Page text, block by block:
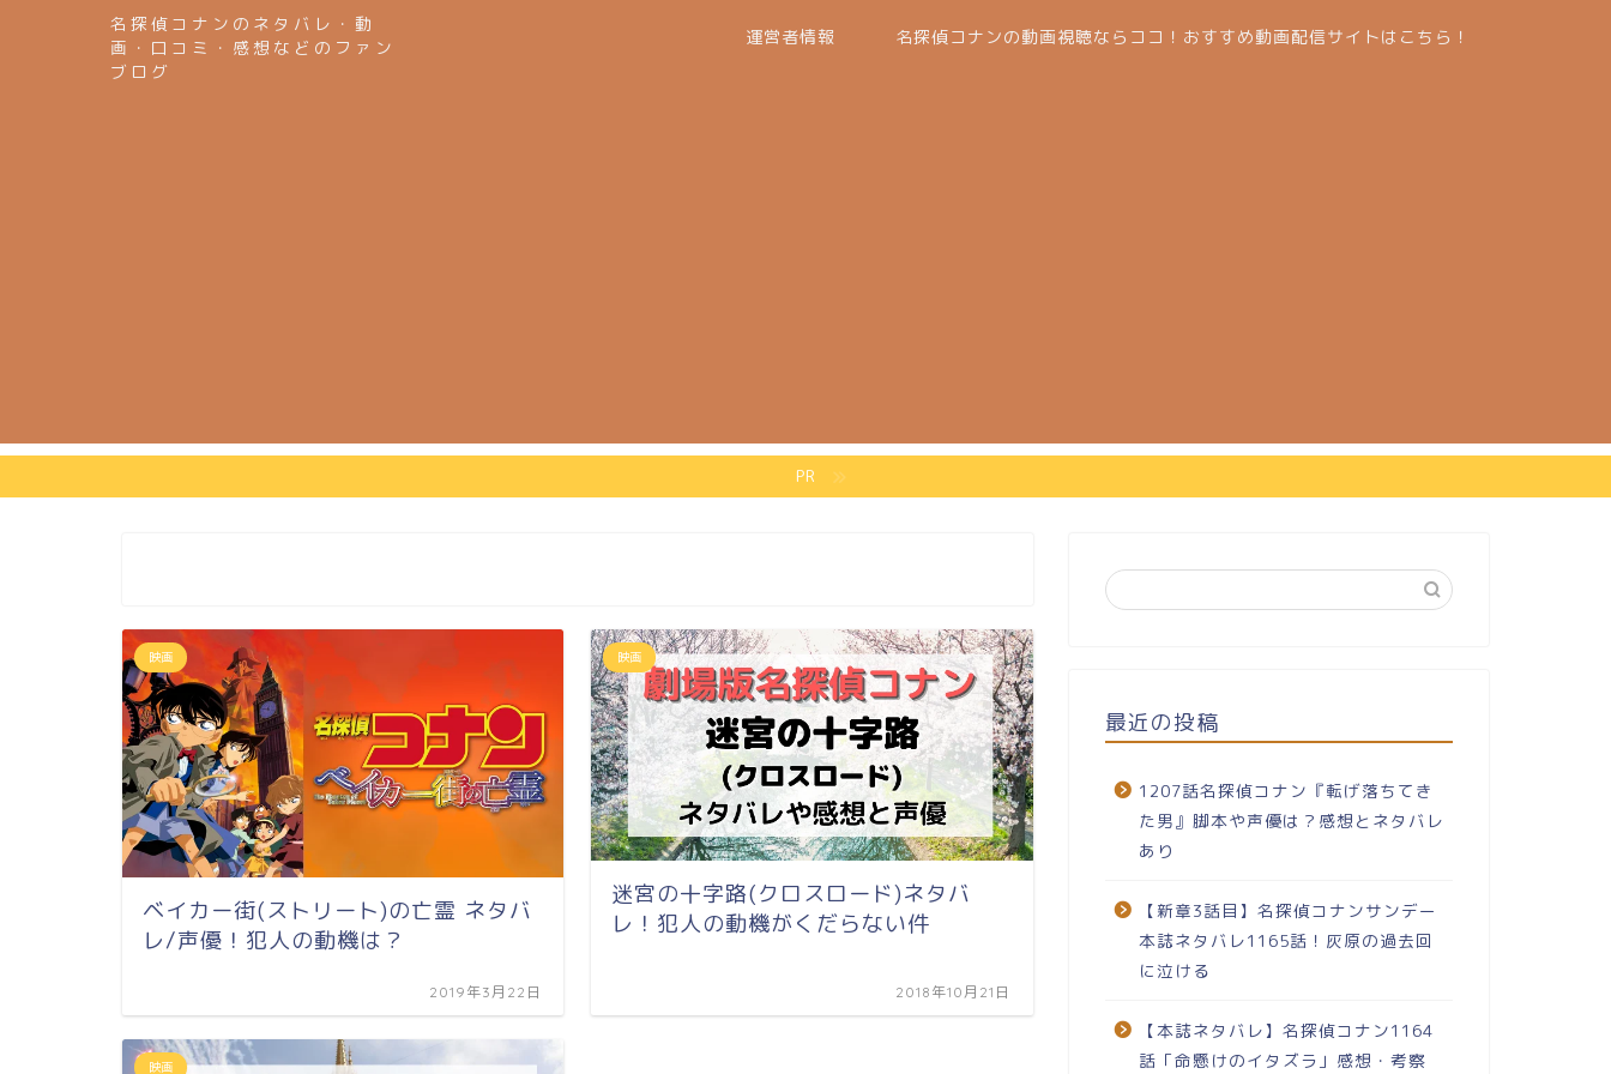
名探偵コナンのネタバレ・動
画・口コミ・感想などのファン
ブログ
運営者情報 名探偵コナンの動画視聴ならココ！おすすめ動画配信サイトはこちら！
PR
映画
ベイカー街(ストリート)の亡霊 ネタバ
レ/声優！犯人の動機は？
2019年3月22日
映画
迷宮の十字路(クロスロード)ネタバ
レ！犯人の動機がくだらない件
2018年10月21日
映画
最近の投稿
1207話名探偵コナン『転げ落ちてき
た男』脚本や声優は？感想とネタバレ
あり
【新章3話目】名探偵コナンサンデー
本誌ネタバレ1165話！灰原の過去回
に泣ける
【本誌ネタバレ】名探偵コナン1164
話「命懸けのイタズラ」感想・考察